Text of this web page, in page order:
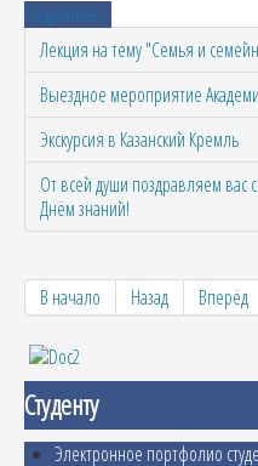
Подробнее...
Лекция на тему "Семья и
Выездное мероприятие
Экскурсия в Казанский Кремль
От всей души поздравляем
Днём знаний!
В начало
Назад Вперёд
Студенту
Электронное портфолио